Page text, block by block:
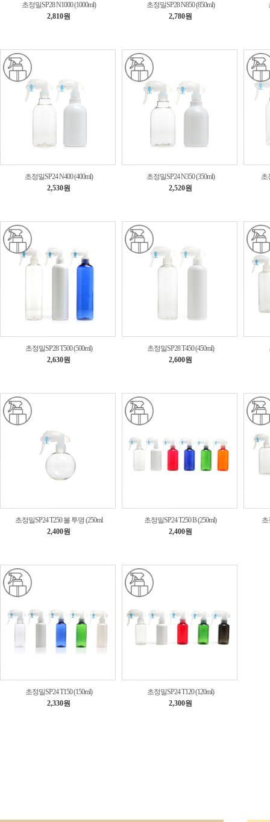
초정밀SP28 N1000 (1000ml)
2,810원
초정밀SP28 N850 (850ml)
2,780원
초정밀SP24 N400 (400ml)
2,530원
초정밀SP24 N350 (350ml)
2,520원
초
초정밀SP28 T500 (500ml)
2,630원
초정밀SP28 T450 (450ml)
2,600원
초정밀SP24 T250 볼 투명 (250ml
2,400원
초정밀SP24 T250 B (250ml)
2,400원
초
초정밀SP24 T150 (150ml)
2,330원
초정밀SP24 T120 (120ml)
2,300원